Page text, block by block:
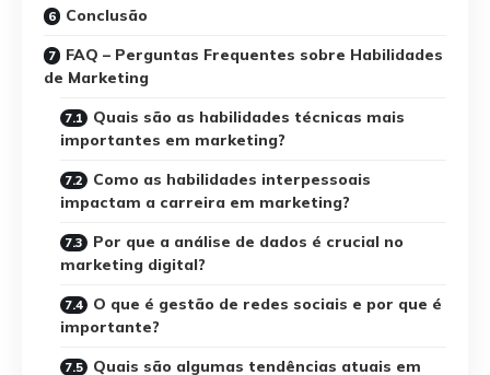
Conclusão
FAQ – Perguntas Frequentes sobre Habilidades
de Marketing
Quais são as habilidades técnicas mais
importantes em marketing?
Como as habilidades interpessoais
impactam a carreira em marketing?
Por que a análise de dados é crucial no
marketing digital?
O que é gestão de redes sociais e por que é
importante?
Quais são algumas tendências atuais em